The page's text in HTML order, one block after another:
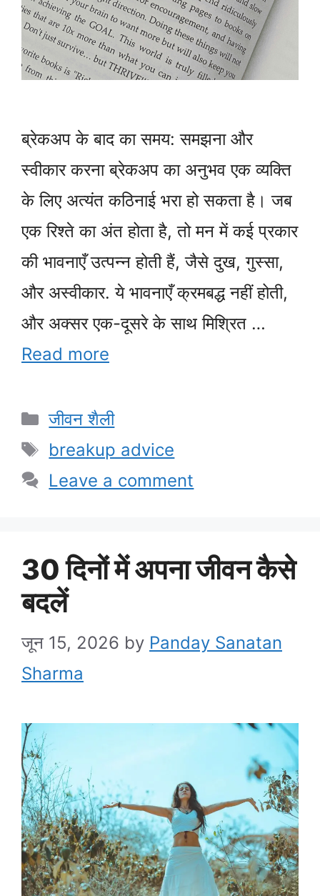
ब्रेकअप के बाद का समय: समझना और
स्वीकार करना ब्रेकअप का अनुभव एक व्यक्ति
के लिए अत्यंत कठिनाई भरा हो सकता है। जब
एक रिश्ते का अंत होता है, तो मन में कई प्रकार
की भावनाएँ उत्पन्न होती हैं, जैसे दुख, गुस्सा,
और अस्वीकार. ये भावनाएँ क्रमबद्ध नहीं होती,
और अक्सर एक-दूसरे के साथ मिश्रित …
Read more
Categories
जीवन शैली
Tags
breakup advice
Leave a comment
30 दिनों में अपना जीवन कैसे
बदलें
जून 15, 2026 by Panday Sanatan
Sharma